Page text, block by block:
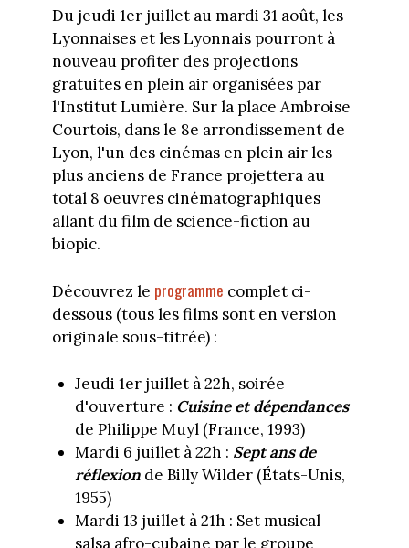
Du jeudi 1er juillet au mardi 31 août, les
Lyonnaises et les Lyonnais pourront à
nouveau profiter des projections
gratuites en plein air organisées par
l'Institut Lumière. Sur la place Ambroise
Courtois, dans le 8e arrondissement de
Lyon, l'un des cinémas en plein air les
plus anciens de France projettera au
total 8 oeuvres cinématographiques
allant du film de science-fiction au
biopic.
Découvrez le programme complet ci-
dessous (tous les films sont en version
originale sous-titrée) :
Jeudi 1er juillet à 22h, soirée
d'ouverture : Cuisine et dépendances
de Philippe Muyl (France, 1993)
Mardi 6 juillet à 22h : Sept ans de
réflexion de Billy Wilder (États-Unis,
1955)
Mardi 13 juillet à 21h : Set musical
salsa afro-cubaine par le groupe